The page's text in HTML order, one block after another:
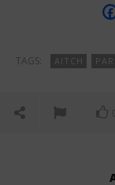
TAGS: AITCH